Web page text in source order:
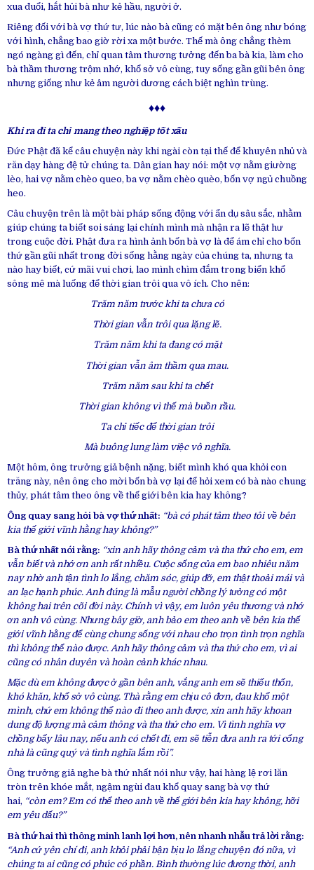
xua đuổi, hắt hủi bà như kẻ hầu, người ở.
Riêng đối với bà vợ thứ tư, lúc nào bà cũng có mặt bên ông như bóng
với hình, chẳng bao giờ rời xa một bước. Thế mà ông chẳng thèm
ngó ngàng gì đến, chỉ quan tâm thương tưởng đến ba bà kia, làm cho
bà thầm thương trộm nhớ, khổ sở vô cùng, tuy sống gần gũi bên ông
nhưng giống như kẻ âm người dương cách biệt nghìn trùng.
♦♦♦
Khi ra đi ta chỉ mang theo nghiệp tốt xấu
Đức Phật đã kể câu chuyện này khi ngài còn tại thế để khuyên nhủ và
răn dạy hàng đệ tử chúng ta. Dân gian hay nói: một vợ nằm giường
lèo, hai vợ nằm chèo queo, ba vợ nằm chèo quèo, bốn vợ ngủ chuồng
heo.
Câu chuyện trên là một bài pháp sống động với ẩn dụ sâu sắc, nhằm
giúp chúng ta biết soi sáng lại chính mình mà nhận ra lẽ thật hư
trong cuộc đời. Phật đưa ra hình ảnh bốn bà vợ là để ám chỉ cho bốn
thứ gần gũi nhất trong đời sống hằng ngày của chúng ta, nhưng ta
nào hay biết, cứ mãi vui chơi, lao mình chìm đắm trong biển khổ
sông mê mà luống để thời gian trôi qua vô ích. Cho nên:
Trăm năm trước khi ta chưa có
Thời gian vẫn trôi qua lặng lẽ.
Trăm năm khi ta đang có mặt
Thời gian vẫn âm thầm qua mau.
Trăm năm sau khi ta chết
Thời gian không vì thế mà buồn rầu.
Ta chỉ tiếc để thời gian trôi
Mà buông lung làm việc vô nghĩa.
Một hôm, ông trưởng giả bệnh nặng, biết mình khó qua khỏi con
trăng này, nên ông cho mời bốn bà vợ lại để hỏi xem có bà nào chung
thủy, phát tâm theo ông về thế giới bên kia hay không?
Ông quay sang hỏi bà vợ thứ nhất: “bà có phát tâm theo tôi về bên
kia thế giới vĩnh hằng hay không?”
Bà thứ nhất nói rằng: “xin anh hãy thông cảm và tha thứ cho em, em
vẫn biết và nhớ ơn anh rất nhiều. Cuộc sống của em bao nhiêu năm
nay nhờ anh tận tình lo lắng, chăm sóc, giúp đỡ, em thật thoải mái và
an lạc hạnh phúc. Anh đúng là mẫu người chồng lý tưởng có một
không hai trên cõi đời này. Chính vì vậy, em luôn yêu thương và nhớ
ơn anh vô cùng. Nhưng bây giờ, anh bảo em theo anh về bên kia thế
giới vĩnh hằng để cùng chung sống với nhau cho trọn tình trọn nghĩa
thì không thể nào được. Anh hãy thông cảm và tha thứ cho em, vì ai
cũng có nhân duyên và hoàn cảnh khác nhau.
Mặc dù em không được ở gần bên anh, vắng anh em sẽ thiếu thốn,
khó khăn, khổ sở vô cùng. Thà rằng em chịu cô đơn, đau khổ một
mình, chứ em không thể nào đi theo anh được, xin anh hãy khoan
dung độ lượng mà cảm thông và tha thứ cho em. Vì tình nghĩa vợ
chồng bấy lâu nay, nếu anh có chết đi, em sẽ tiễn đưa anh ra tới cổng
nhà là cũng quý và tình nghĩa lắm rồi”.
Ông trưởng giả nghe bà thứ nhất nói như vậy, hai hàng lệ rơi lăn
tròn trên khóe mắt, ngậm ngùi đau khổ quay sang bà vợ thứ
hai, “còn em? Em có thể theo anh về thế giới bên kia hay không, hỡi
em yêu dấu?”
Bà thứ hai thì thông minh lanh lợi hơn, nên nhanh nhẫu trả lời rằng:
“Anh cứ yên chí đi, anh khỏi phải bận bịu lo lắng chuyện đó nữa, vì
chúng ta ai cũng có phúc có phần. Bình thường lúc đương thời, anh